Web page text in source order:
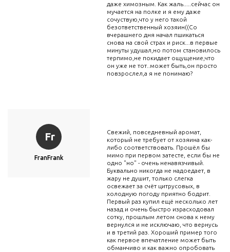
даже химозным. Как жаль.....сейчас он
мучается на полке и я ему даже
сочуствую,что у него такой
безответственный хозяин((Со
вчерашнего дня начал пшикаться
снова на свой страх и риск...в первые
минуты удушал,но потом становилось
терпимо,не покидает ощущение,что
он уже не тот..может быть,он просто
повзрослел,а я не понимаю?
Fr
FranFrank
Свежий, повседневный аромат,
который не требует от хозяина как-
либо соответствовать. Прошёл бы
мимо при первом затесте, если бы не
одно "но" - очень ненавязчивый.
Буквально никогда не надоедает, в
жару не душит, только слегка
освежает за счёт цитрусовых, в
холодную погоду приятно бодрит.
Первый раз купил ещё несколько лет
назад и очень быстро израсходовал
сотку, прошлым летом снова к нему
вернулся и не исключаю, что вернусь
и в третий раз. Хороший пример того
как первое впечатление может быть
обманчиво и как важно опробовать